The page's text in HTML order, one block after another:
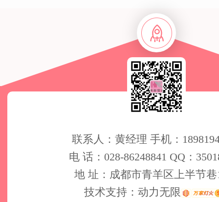
联系人：黄经理 手机：
电 话：028-86248841 QQ：
地 址：成都市青羊区上半节巷
技术支持： 动力无限